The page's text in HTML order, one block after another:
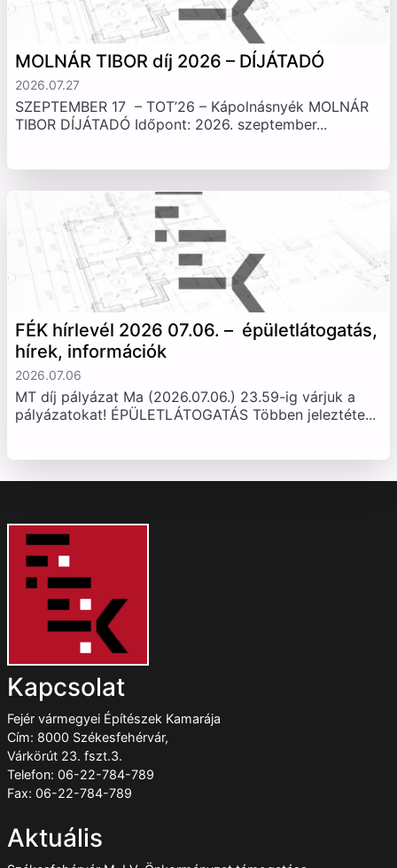
MOLNÁR TIBOR díj 2026 – DÍJÁTADÓ
2026.07.27
SZEPTEMBER 17 – TOT’26 – Kápolnásnyék MOLNÁR
TIBOR DÍJÁTADÓ Időpont: 2026. szeptember...
FÉK hírlevél 2026 07.06. – épületlátogatás,
hírek, információk
2026.07.06
MT díj pályázat Ma (2026.07.06.) 23.59-ig várjuk a
pályázatokat! ÉPÜLETLÁTOGATÁS Többen jeleztéte...
Kapcsolat
Fejér vármegyei Építészek Kamarája
Cím: 8000 Székesfehérvár,
Várkörút 23. fszt.3.
Telefon: 06-22-784-789
Fax: 06-22-784-789
Aktuális